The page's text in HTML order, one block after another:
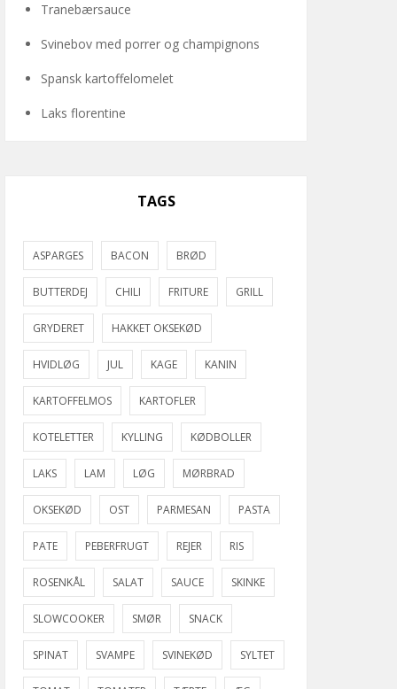
Tranebærsauce
Svinebov med porrer og champignons
Spansk kartoffelomelet
Laks florentine
TAGS
ASPARGES BACON BRØD
BUTTERDEJ CHILI FRITURE GRILL
GRYDERET HAKKET OKSEKØD
HVIDLØG JUL KAGE KANIN
KARTOFFELMOS KARTOFLER
KOTELETTER KYLLING KØDBOLLER
LAKS LAM LØG MØRBRAD
OKSEKØD OST PARMESAN PASTA
PATE PEBERFRUGT REJER RIS
ROSENKÅL SALAT SAUCE SKINKE
SLOWCOOKER SMØR SNACK
SPINAT SVAMPE SVINEKØD SYLTET